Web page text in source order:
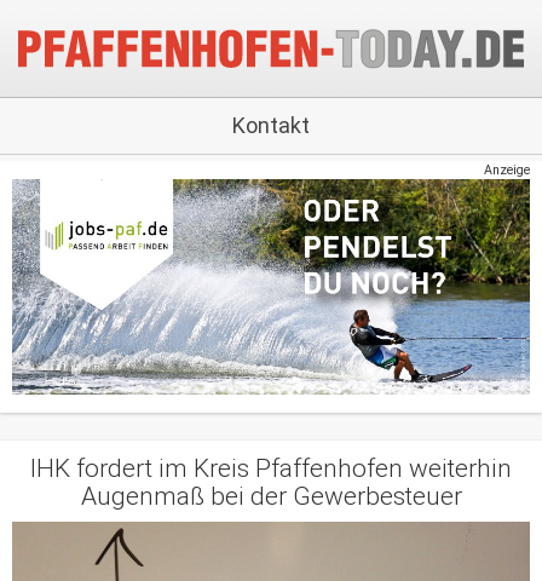
Kontakt
Anzeige
IHK fordert im Kreis Pfaffenhofen weiterhin
Augenmaß bei der Gewerbesteuer